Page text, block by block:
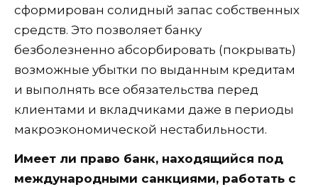
сформирован солидный запас собственных
средств. Это позволяет банку
безболезненно абсорбировать (покрывать)
возможные убытки по выданным кредитам
и выполнять все обязательства перед
клиентами и вкладчиками даже в периоды
макроэкономической нестабильности.
Имеет ли право банк, находящийся под
международными санкциями, работать с